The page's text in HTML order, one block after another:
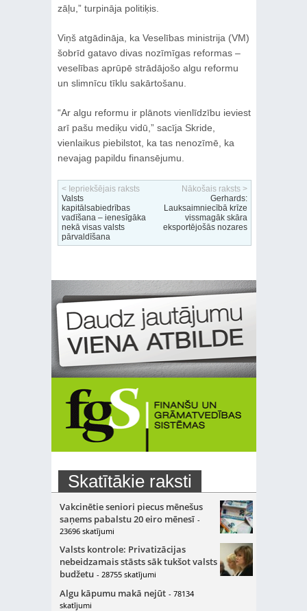
zāļu,” turpināja politiķis.
Viņš atgādināja, ka Veselības ministrija (VM)
šobrīd gatavo divas nozīmīgas reformas –
veselības aprūpē strādājošo algu reformu
un slimnīcu tīklu sakārtošanu.
“Ar algu reformu ir plānots vienlīdzību ieviest
arī pašu mediķu vidū,” sacīja Skride,
vienlaikus piebilstot, ka tas nenozīmē, ka
nevajag papildu finansējumu.
< Iepriekšējais raksts
Valsts
kapitālsabiedrības
vadīšana ‒ ienesīgāka
nekā visas valsts
pārvaldīšana
Nākošais raksts >
Gerhards:
Lauksaimniecībā krīze
vissmagāk skāra
eksportējošās nozares
Skatītākie raksti
Vakcinētie seniori piecus mēnešus
saņems pabalstu 20 eiro mēnesī -
23696 skatījumi
Valsts kontrole: Privatizācijas
nebeidzamais stāsts sāk tukšot valsts
budžetu - 28755 skatījumi
Algu kāpumu makā nejūt - 78134
skatījumi